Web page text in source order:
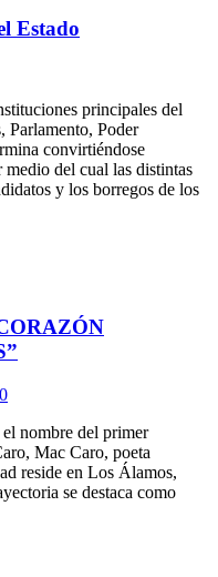
Estado
principales del
Parlamento, Poder
convirtiéndose
del cual las distintas
y los borregos de los
0
nombre del primer
Mac Caro, poeta
reside en Los Álamos,
se destaca como